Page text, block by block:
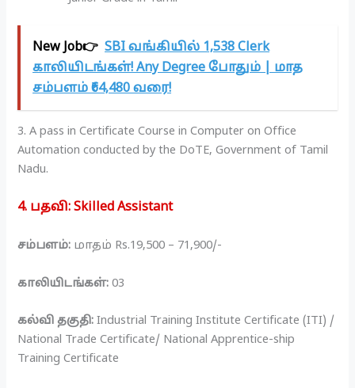
New Job👉 SBI வங்கியில் 1,538 Clerk
காலியிடங்கள்! Any Degree போதும் | மாத
சம்பளம் ₹64,480 வரை!
3. A pass in Certificate Course in Computer on Office
Automation conducted by the DoTE, Government of Tamil
Nadu.
4. பதவி:Skilled Assistant
சம்பளம்: மாதம் Rs.19,500 – 71,900/-
காலியிடங்கள்: 03
கல்வி தகுதி: Industrial Training Institute Certificate (ITI) /
National Trade Certificate/ National Apprentice-ship
Training Certificate